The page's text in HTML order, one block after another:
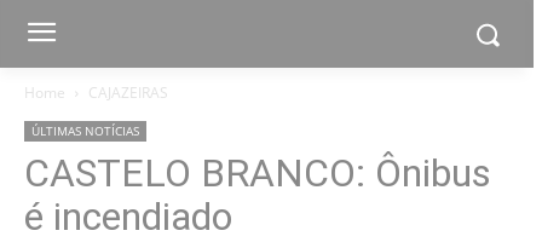
Home CAJAZEIRAS
ÚLTIMAS NOTÍCIAS
CASTELO BRANCO: Ônibus
é incendiado